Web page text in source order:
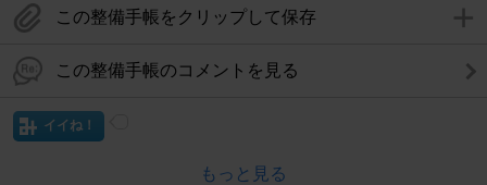
この整備手帳をクリップして保存
この整備手帳のコメントを見る
イイね！
もっと見る